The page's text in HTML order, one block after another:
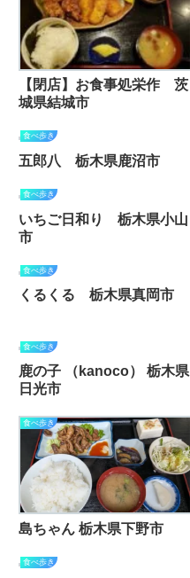
【閉店】お食事処栄作 茨
城県結城市
食べ歩き
五郎八 栃木県鹿沼市
食べ歩き
いちご日和り 栃木県小山
市
食べ歩き
くるくる 栃木県真岡市
食べ歩き
鹿の子 （kanoco） 栃木県
日光市
食べ歩き
島ちゃん 栃木県下野市
食べ歩き